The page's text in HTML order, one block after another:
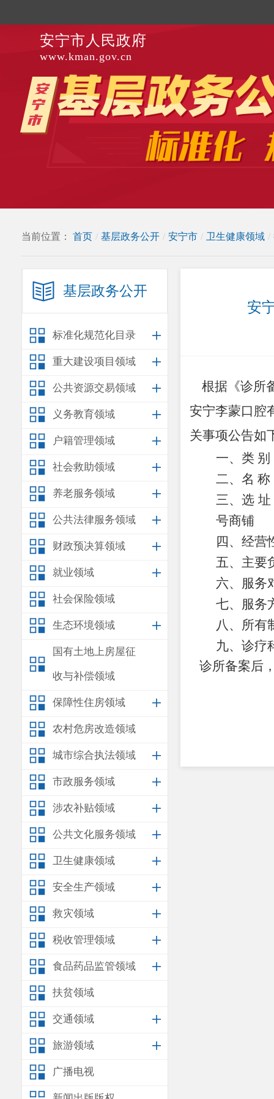
安宁市人民政府
www.kman.gov.cn
当前位置： 首页 / 基层政务公开 / 安宁市 / 卫生健康领域 /
基层政务公开
标准化规范化目录
重大建设项目领域
公共资源交易领域
义务教育领域
户籍管理领域
社会救助领域
养老服务领域
公共法律服务领域
财政预决算领域
就业领域
社会保险领域
生态环境领域
国有土地上房屋征
收与补偿领域
保障性住房领域
农村危房改造领域
城市综合执法领域
市政服务领域
涉农补贴领域
公共文化服务领域
卫生健康领域
安全生产领域
救灾领域
税收管理领域
食品药品监管领域
扶贫领域
交通领域
旅游领域
广播电视
安
根据 《诊
安宁李蒙口腔
关事项公告如
一、类 别
二、名 称
三、选 址
号商铺
四、经营
五、主要
六、服务
七、服务
八、所有
九、诊疗
诊所备案后